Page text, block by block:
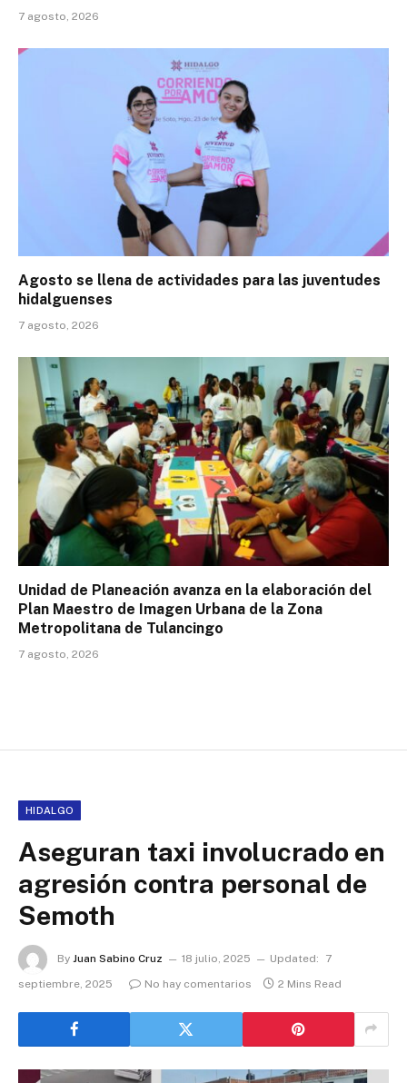
7 agosto, 2026
Agosto se llena de actividades para las juventudes
hidalguenses
7 agosto, 2026
Unidad de Planeación avanza en la elaboración del
Plan Maestro de Imagen Urbana de la Zona
Metropolitana de Tulancingo
7 agosto, 2026
HIDALGO
Aseguran taxi involucrado en
agresión contra personal de
Semoth
By Juan Sabino Cruz 18 julio, 2025 Updated:
7
septiembre, 2025
No hay comentarios 2 Mins Read